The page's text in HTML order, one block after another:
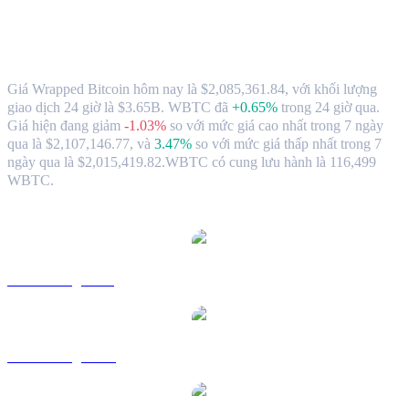
Giá Wrapped Bitcoin hôm nay là $2,085,361.84, với khối lượng
giao dịch 24 giờ là $3.65B. WBTC đã +0.65% trong 24 giờ qua.
Giá hiện đang giảm -1.03% so với mức giá cao nhất trong 7 ngày
qua là $2,107,146.77, và 3.47% so với mức giá thấp nhất trong 7
ngày qua là $2,015,419.82.WBTC có cung lưu hành là 116,499
WBTC.